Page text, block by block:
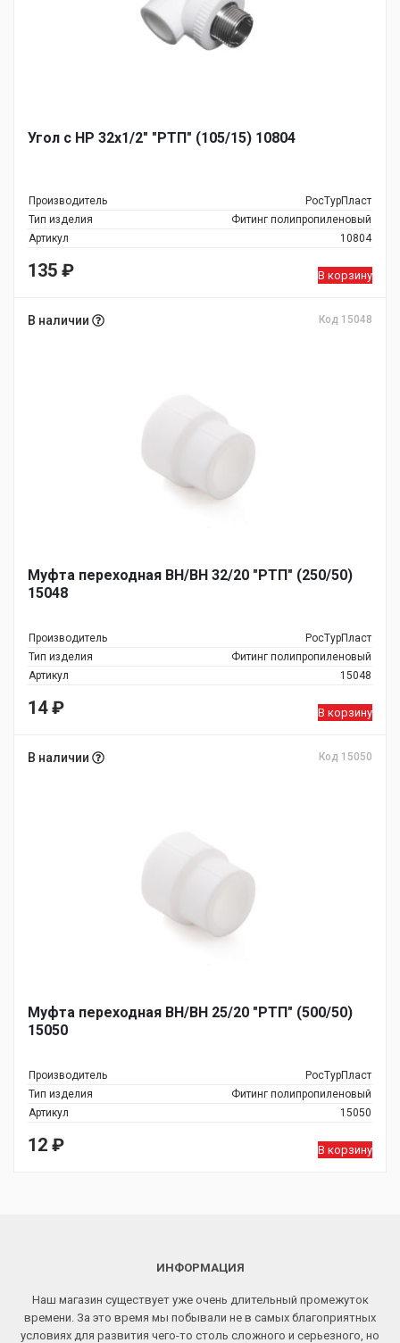
Угол с НР 32х1/2" "РТП" (105/15) 10804
Производитель
РосТурПласт
Тип изделия
Фитинг полипропиленовый
Артикул
10804
135 ₽ В корзину
В наличии Код 15048
Муфта переходная ВН/ВН 32/20 "РТП" (250/50)
15048
Производитель
РосТурПласт
Тип изделия
Фитинг полипропиленовый
Артикул
15048
14₽ В корзину
В наличии Код 15050
Муфта переходная ВН/ВН 25/20 "РТП" (500/50)
15050
Производитель
РосТурПласт
Тип изделия
Фитинг полипропиленовый
Артикул
15050
12 ₽ В корзину
ИНФОРМАЦИЯ
Наш магазин существует уже очень длительный промежуток
времени. За это время мы побывали не в самых благоприятных
условиях для развития чего-то столь сложного и серьезного, но